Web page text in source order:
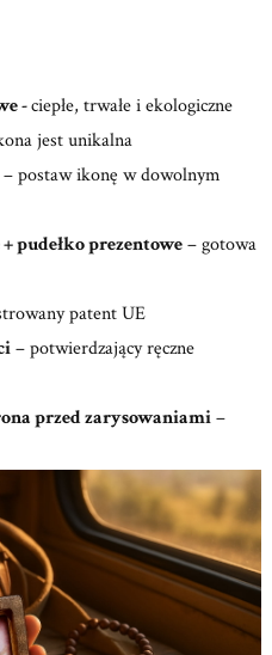
-ciepłe, trwałe i ekologiczne
jest unikalna
– postaw ikonę w dowolnym
pudełko prezentowe– gotowa
patent UE
– potwierdzający ręczne
przed zarysowaniami–